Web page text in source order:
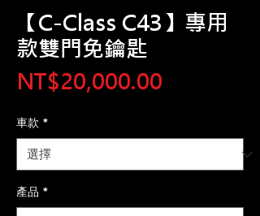
【C-Class C43】專用
款雙門免鑰匙
NT$20,000.00
車款 *
產品 *